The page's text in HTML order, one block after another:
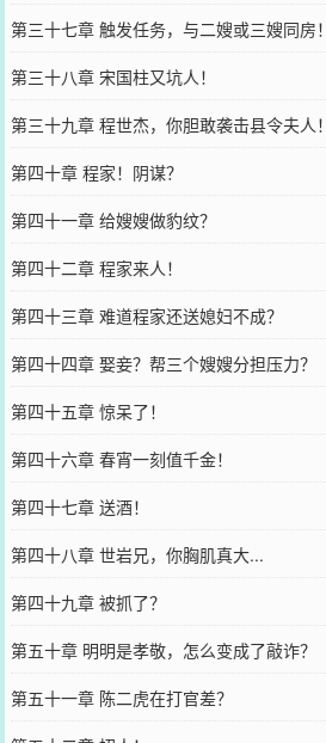
第三十七章 触发任务，与二嫂或三嫂同房！
第三十八章 宋国柱又坑人！
第三十九章 程世杰，你胆敢袭击县令夫人！
第四十章 程家！阴谋？
第四十一章 给嫂嫂做豹纹？
第四十二章 程家来人！
第四十三章 难道程家还送媳妇不成？
第四十四章 娶妾？帮三个嫂嫂分担压力？
第四十五章 惊呆了！
第四十六章 春宵一刻值千金！
第四十七章 送酒！
第四十八章 世岩兄，你胸肌真大...
第四十九章 被抓了？
第五十章 明明是孝敬，怎么变成了敲诈？
第五十一章 陈二虎在打官差？